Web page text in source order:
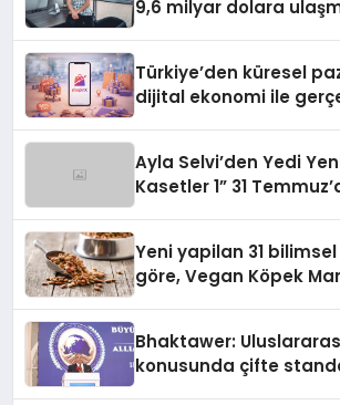
9,6 milyar dolara
Türkiye’den küresel
dijital ekonomi ile
Ayla Selvi’den Yedi
Kasetler 1” 31
Yeni yapilan 31
göre, Vegan Köpek
Bhaktawer:
konusunda çifte